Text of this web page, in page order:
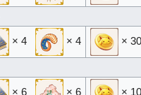
× 4 × 4 ×
× 6 × 6 ×